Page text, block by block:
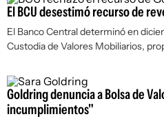
El BCU desestimó recurso de
El Banco Central determinó en
Custodia de Valores Mobiliarios,
Goldring denuncia a Bolsa de
incumplimientos"